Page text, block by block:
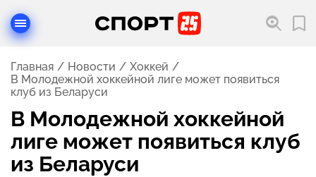
Главная Новости
Хоккей
В Молодежной хоккейной лиге может появиться
клуб из Беларуси
В Молодежной хоккейной
лиге может появиться клуб
из Беларуси